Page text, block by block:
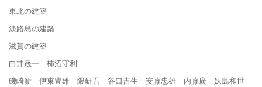
東北の建築
淡路島の建築
滋賀の建築
白井晟一 柿沼守利
磯崎新 伊東豊雄 隈研吾 谷口吉生 安藤忠雄 内藤廣 妹島和世